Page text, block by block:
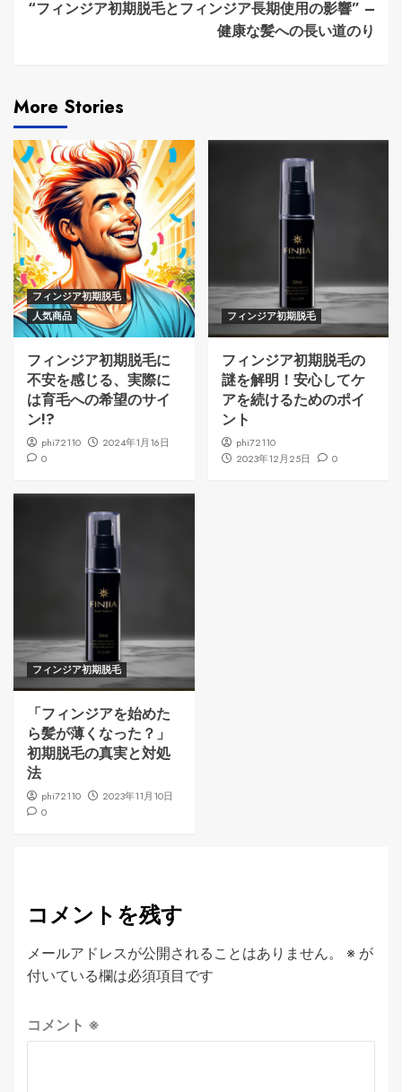
“フィンジア初期脱毛とフィンジア長期使用の影響” –
健康な髪への長い道のり
More Stories
フィンジア初期脱毛
人気商品
フィンジア初期脱毛に
不安を感じる、実際に
は育毛への希望のサイ
ン!?
phi72110
2024年1月16日
0
フィンジア初期脱毛
フィンジア初期脱毛の
謎を解明！安心してケ
アを続けるためのポイ
ント
phi72110
2023年12月25日
0
フィンジア初期脱毛
「フィンジアを始めた
ら髪が薄くなった？」
初期脱毛の真実と対処
法
phi72110
2023年11月10日
0
コメントを残す
メールアドレスが公開されることはありません。 ※ が
付いている欄は必須項目です
コメント ※